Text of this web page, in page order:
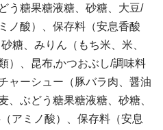
う糖果糖液糖、砂糖、大豆/
ノ酸）、保存料（安息香酸
糖、みりん（もち米、米、
）、昆布,かつおぶし/調味料
ャーシュー（豚バラ肉、醤油
、ぶどう糖果糖液糖、砂糖、
アミノ酸）、保存料（安息